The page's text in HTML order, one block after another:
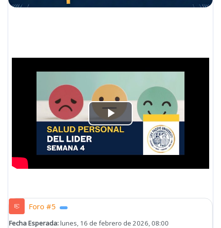
Reproducir
Vídeo
Foro #5
Fecha Esperada:lunes, 16 de febrero de 2026, 08:00